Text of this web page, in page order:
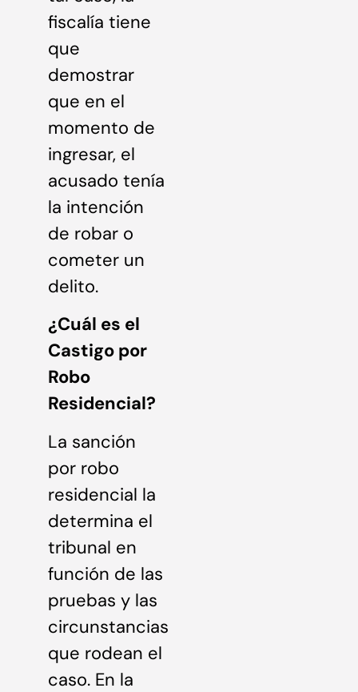
fiscalía tiene
que
demostrar
que en el
momento de
ingresar, el
acusado tenía
la intención
de robar o
cometer un
delito.
¿Cuál es el
Castigo por
Robo
Residencial?
La sanción
por robo
residencial la
determina el
tribunal en
función de las
pruebas y las
circunstancias
que rodean el
caso. En la